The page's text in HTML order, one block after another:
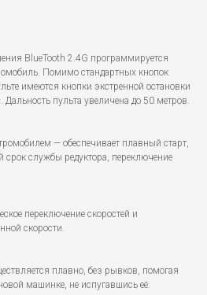
BlueTooth 2.4G программируется
Помимо стандартных кнопок
имеются кнопки экстренной остановки
пульта увеличена до 50 метров.
— обеспечивает плавный старт,
срок службы редуктора, переключение
переключение скоростей и
скорости.
плавно, без рывков, помогая
машинке, не испугавшись её.